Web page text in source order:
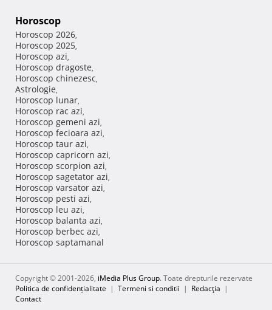
Horoscop
Horoscop 2026,
Horoscop 2025,
Horoscop azi,
Horoscop dragoste,
Horoscop chinezesc,
Astrologie,
Horoscop lunar,
Horoscop rac azi,
Horoscop gemeni azi,
Horoscop fecioara azi,
Horoscop taur azi,
Horoscop capricorn azi,
Horoscop scorpion azi,
Horoscop sagetator azi,
Horoscop varsator azi,
Horoscop pesti azi,
Horoscop leu azi,
Horoscop balanta azi,
Horoscop berbec azi,
Horoscop saptamanal
Copyright © 2001-2026, iMedia Plus Group. Toate drepturile rezervate
Politica de confidențialitate | Termeni si conditii | Redacţia |
Contact